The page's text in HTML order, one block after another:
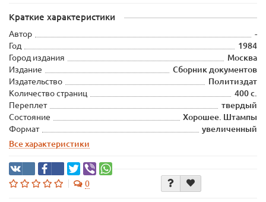
Краткие характеристики
Автор
-
Год
1984
Город издания
Москва
Издание
Сборник документов
Издательство
Политиздат
Количество страниц
400 с.
Переплет
твердый
Состояние
Хорошее. Штампы
Формат
увеличенный
Все характеристики
0